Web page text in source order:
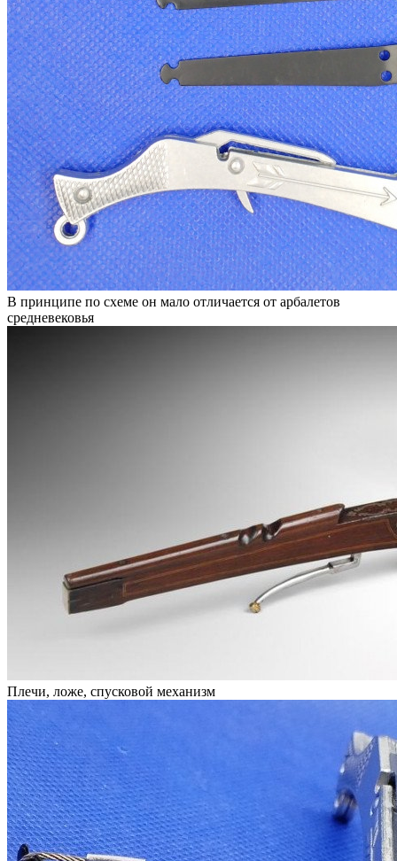
В принципе по схеме он мало отличается от арбалетов
средневековья
Плечи, ложе, спусковой механизм